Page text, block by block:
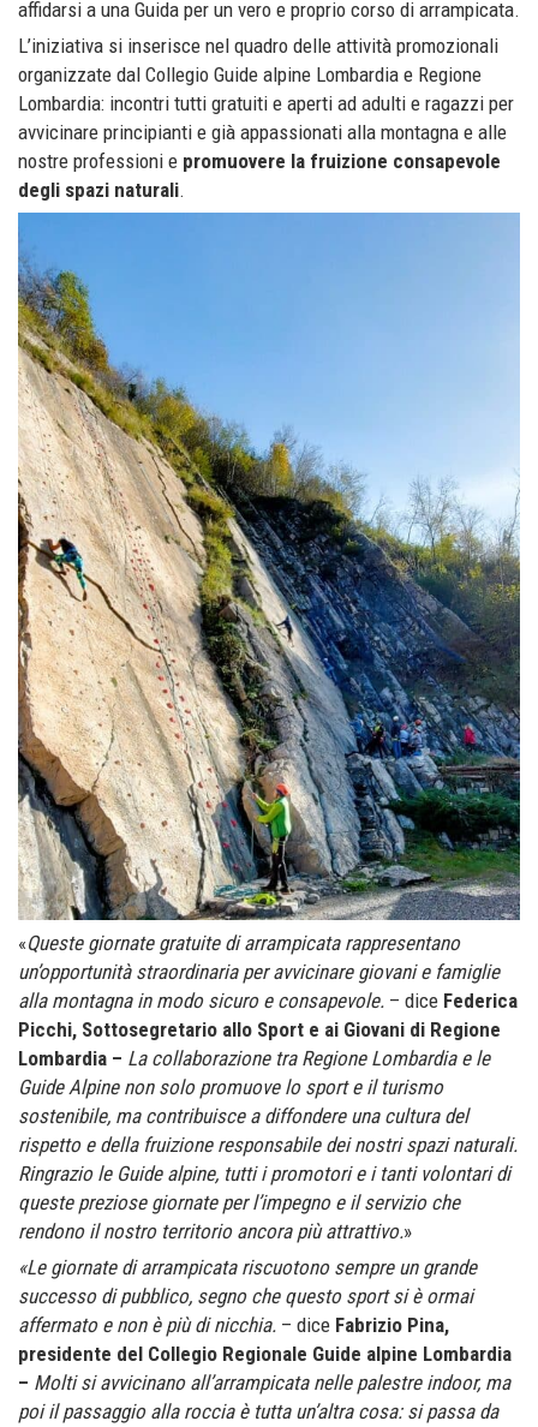
affidarsi a una Guida per un vero e proprio corso di arrampicata.
L’iniziativa si inserisce nel quadro delle attività promozionali
organizzate dal Collegio Guide alpine Lombardia e Regione
Lombardia: incontri tutti gratuiti e aperti ad adulti e ragazzi per
avvicinare principianti e già appassionati alla montagna e alle
nostre professioni e promuovere la fruizione consapevole
degli spazi naturali.
«Queste giornate gratuite di arrampicata rappresentano
un’opportunità straordinaria per avvicinare giovani e famiglie
alla montagna in modo sicuro e consapevole. – dice Federica
Picchi, Sottosegretario allo Sport e ai Giovani di Regione
Lombardia – La collaborazione tra Regione Lombardia e le
Guide Alpine non solo promuove lo sport e il turismo
sostenibile, ma contribuisce a diffondere una cultura del
rispetto e della fruizione responsabile dei nostri spazi naturali.
Ringrazio le Guide alpine, tutti i promotori e i tanti volontari di
queste preziose giornate per l’impegno e il servizio che
rendono il nostro territorio ancora più attrattivo.»
«Le giornate di arrampicata riscuotono sempre un grande
successo di pubblico, segno che questo sport si è ormai
affermato e non è più di nicchia. – dice Fabrizio Pina,
presidente del Collegio Regionale Guide alpine Lombardia
– Molti si avvicinano all’arrampicata nelle palestre indoor, ma
poi il passaggio alla roccia è tutta un’altra cosa: si passa da